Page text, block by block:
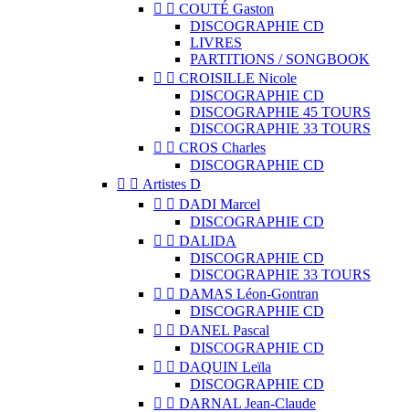
  COUTÉ Gaston
DISCOGRAPHIE CD
LIVRES
PARTITIONS / SONGBOOK
  CROISILLE Nicole
DISCOGRAPHIE CD
DISCOGRAPHIE 45 TOURS
DISCOGRAPHIE 33 TOURS
  CROS Charles
DISCOGRAPHIE CD
  Artistes D
  DADI Marcel
DISCOGRAPHIE CD
  DALIDA
DISCOGRAPHIE CD
DISCOGRAPHIE 33 TOURS
  DAMAS Léon-Gontran
DISCOGRAPHIE CD
  DANEL Pascal
DISCOGRAPHIE CD
  DAQUIN Leïla
DISCOGRAPHIE CD
  DARNAL Jean-Claude